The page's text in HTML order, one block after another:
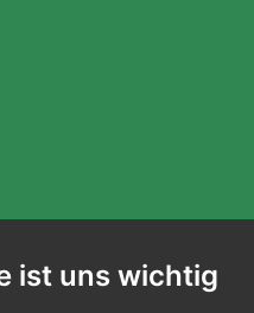
ist uns wichtig